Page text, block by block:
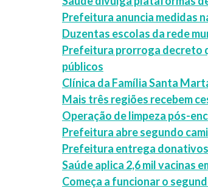
Prefeitura anuncia medidas
Duzentas escolas da rede
Prefeitura prorroga decreto
públicos
Clínica da Família Santa
Mais três regiões recebem
Operação de limpeza pós-
Prefeitura abre segundo
Prefeitura entrega donativos
Saúde aplica 2,6 mil vacinas
Começa a funcionar o